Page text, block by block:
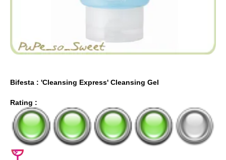
Bifesta : 'Cleansing Express' Cleansing Gel
Rating :